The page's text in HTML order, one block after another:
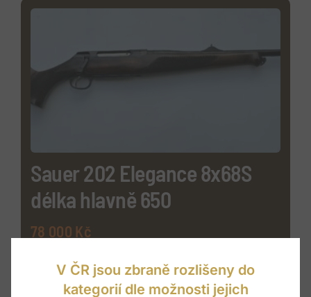
Sauer 202 Elegance 8x68S
délka hlavně 650
78 000 Kč
VÍCE INFO
V ČR jsou zbraně rozlišeny do
kategorií dle možnosti jejich